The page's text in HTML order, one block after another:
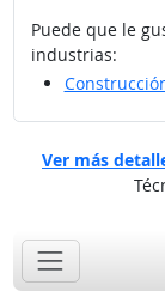
Puede que le
industrias:
Ver más